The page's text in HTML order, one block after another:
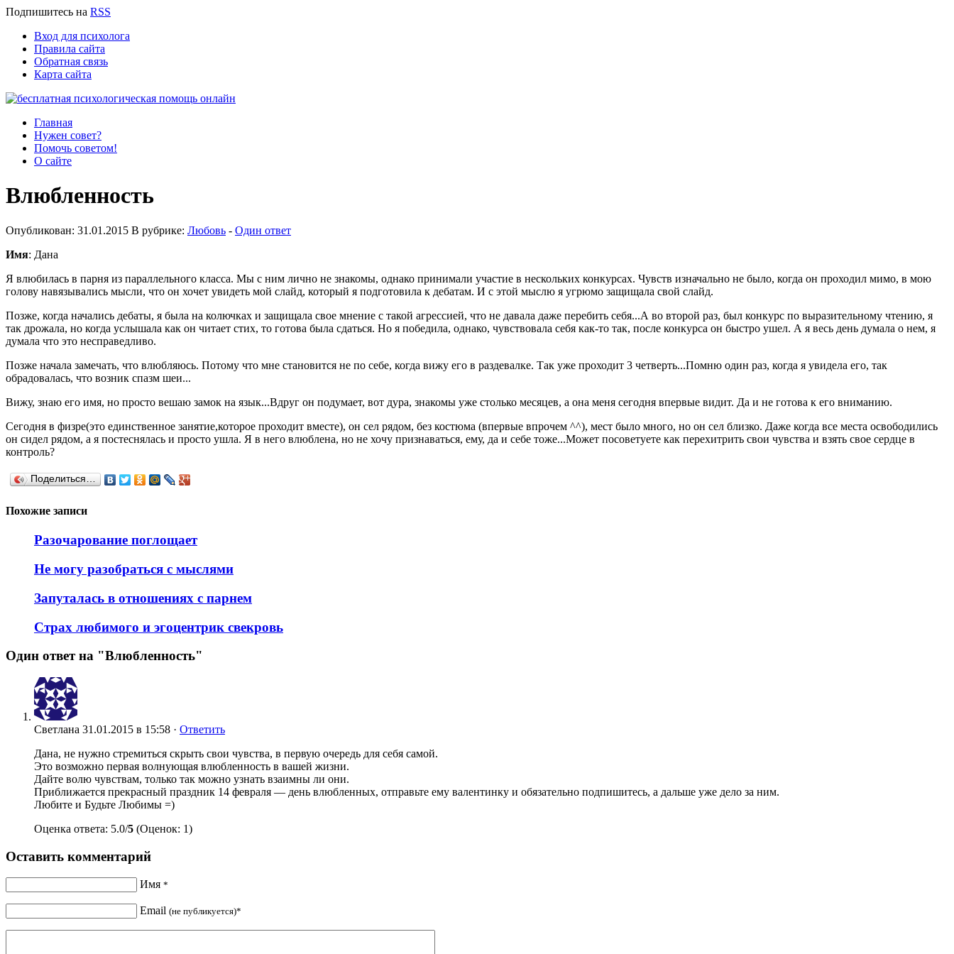
Подпишитесь на RSS
Вход для психолога
Правила сайта
Обратная связь
Карта сайта
Главная
Нужен совет?
Помочь советом!
О сайте
Влюбленность
Опубликован: 31.01.2015 В рубрике: Любовь - Один ответ
Имя: Дана
Я влюбилась в парня из параллельного класса. Мы с ним лично не знакомы, однако принимали участие в нескольких конкурсах. Чувств изначально не было, когда он проходил мимо, в мою
голову навязывались мысли, что он хочет увидеть мой слайд, который я подготовила к дебатам. И с этой мыслю я угрюмо защищала свой слайд.
Позже, когда начались дебаты, я была на колючках и защищала свое мнение с такой агрессией, что не давала даже перебить себя...А во второй раз, был конкурс по выразительному чтению, я
так дрожала, но когда услышала как он читает стих, то готова была сдаться. Но я победила, однако, чувствовала себя как-то так, после конкурса он быстро ушел. А я весь день думала о нем, я
думала что это несправедливо.
Позже начала замечать, что влюбляюсь. Потому что мне становится не по себе, когда вижу его в раздевалке. Так уже проходит 3 четверть...Помню один раз, когда я увидела его, так
обрадовалась, что возник спазм шеи...
Вижу, знаю его имя, но просто вешаю замок на язык...Вдруг он подумает, вот дура, знакомы уже столько месяцев, а она меня сегодня впервые видит. Да и не готова к его вниманию.
Сегодня в физре(это единственное занятие,которое проходит вместе), он сел рядом, без костюма (впервые впрочем ^^), мест было много, но он сел близко. Даже когда все места освободились
он сидел рядом, а я постеснялась и просто ушла. Я в него влюблена, но не хочу признаваться, ему, да и себе тоже...Может посоветуете как перехитрить свои чувства и взять свое сердце в
контроль?
Поделиться…
Похожие записи
Разочарование поглощает
Не могу разобраться с мыслями
Запуталась в отношениях с парнем
Страх любимого и эгоцентрик свекровь
Один ответ на "Влюбленность"
Светлана 31.01.2015 в 15:58 · Ответить
Дана, не нужно стремиться скрыть свои чувства, в первую очередь для себя самой.
Это возможно первая волнующая влюбленность в вашей жизни.
Дайте волю чувствам, только так можно узнать взаимны ли они.
Приближается прекрасный праздник 14 февраля — день влюбленных, отправьте ему валентинку и обязательно подпишитесь, а дальше уже дело за ним.
Любите и Будьте Любимы =)
Оценка ответа: 5.0/5 (Оценок: 1)
Оставить комментарий
Имя *
Email (не публикуется)*